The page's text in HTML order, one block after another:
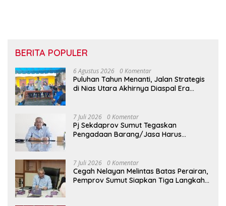
BERITA POPULER
6 Agustus 2026 0 Komentar
Puluhan Tahun Menanti, Jalan Strategis
di Nias Utara Akhirnya Diaspal Era
7 Juli 2026 0 Komentar
Pj Sekdaprov Sumut Tegaskan
Pengadaan Barang/Jasa Harus
7 Juli 2026 0 Komentar
Cegah Nelayan Melintas Batas Perairan,
Pemprov Sumut Siapkan Tiga Langkah